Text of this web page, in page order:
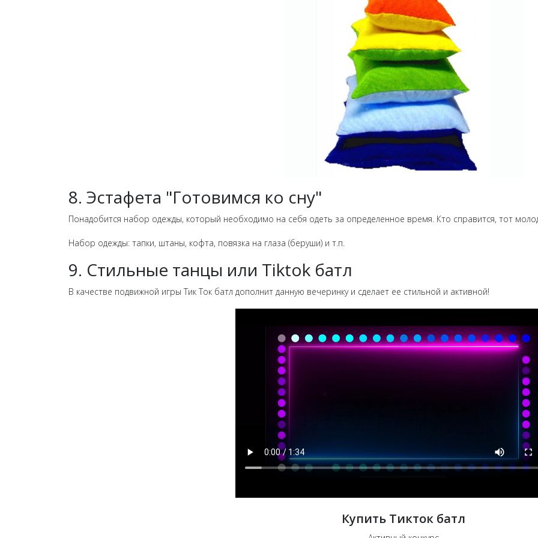
8. Эстафета "Готовимся ко сну"
Понадобится набор одежды, который необходимо на себя одеть за определенное время. Кто справится, тот
Набор одежды: тапки, штаны, кофта, повязка на глаза (беруши) и т.п.
9. Стильные танцы или Tiktok батл
В качестве подвижной игры Тик Ток батл дополнит данную вечеринку и сделает ее стильной и активной!
Купить Тикток батл